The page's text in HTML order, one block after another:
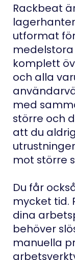
Rackbeat
utformat
komplett
och alla
med
större och
att du
mot större
Du får
mycket tid.
dina
behöver
manuella